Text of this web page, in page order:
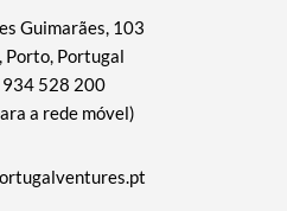
Guimarães, 103
Portugal
528 200
a rede móvel)